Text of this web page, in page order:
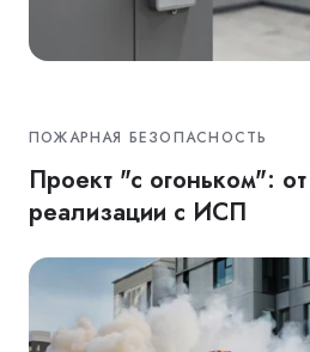
ПОЖАРНАЯ БЕЗОПАСНОСТЬ
Проект "с огоньком":
реализации с ИСП